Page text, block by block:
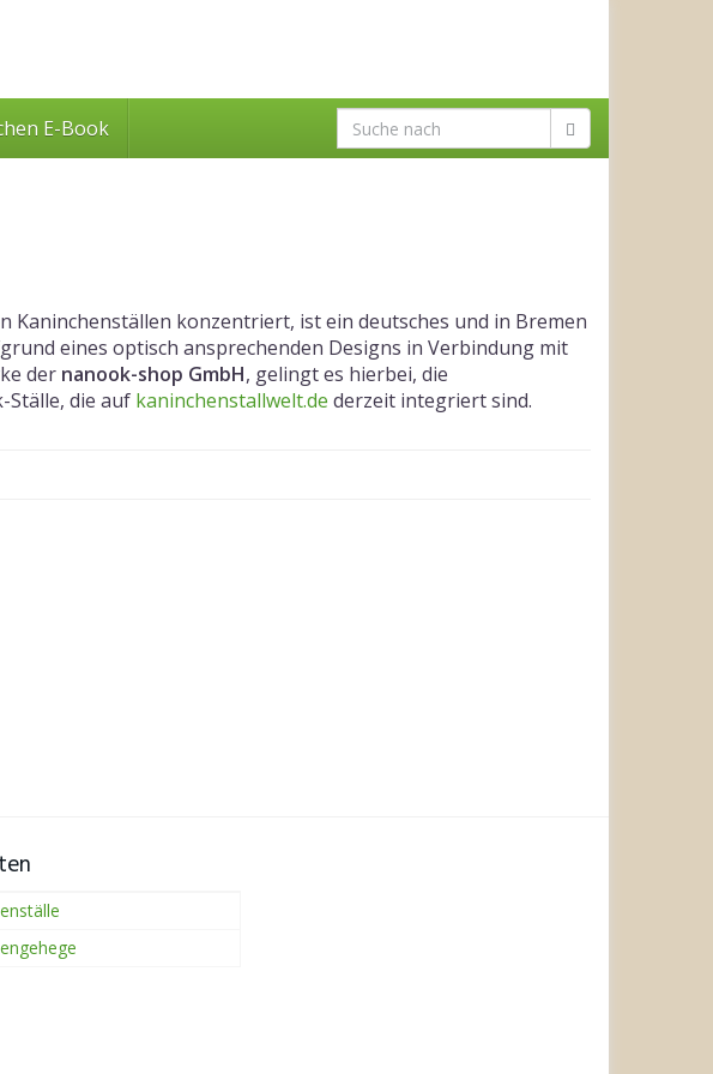
E-Book
Kaninchenställen konzentriert, ist ein deutsches und in Bremen
eines optisch ansprechenden Designs in Verbindung mit
der nanook-shop GmbH, gelingt es hierbei, die
Ställe, die auf kaninchenstallwelt.de derzeit integriert sind.